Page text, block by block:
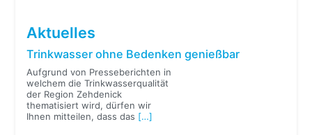
Aktuelles
Trinkwasser ohne Bedenken genießbar
Aufgrund von Presseberichten in
welchem die Trinkwasserqualität
der Region Zehdenick
thematisiert wird, dürfen wir
Ihnen mitteilen, dass das […]